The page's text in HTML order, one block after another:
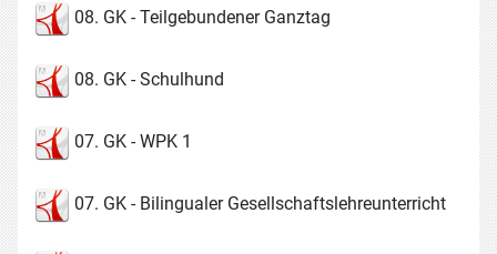
08. GK - Teilgebundener Ganztag
08. GK - Schulhund
07. GK - WPK 1
07. GK - Bilingualer Gesellschaftslehreunterricht